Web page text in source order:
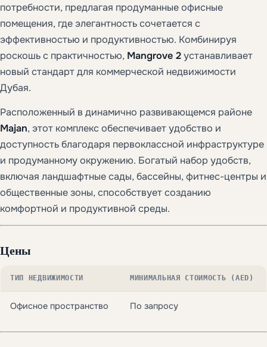
потребности, предлагая продуманные офисные
помещения, где элегантность сочетается с
эффективностью и продуктивностью. Комбинируя
роскошь с практичностью, Mangrove 2устанавливает
новый стандарт для коммерческой недвижимости
Дубая.
Расположенный в динамично развивающемся районе
Majan, этот комплекс обеспечивает удобство и
доступность благодаря первоклассной инфраструктуре
и продуманному окружению. Богатый набор удобств,
включая ландшафтные сады, бассейны, фитнес-центры и
общественные зоны, способствует созданию
комфортной и продуктивной среды.
Цены
ТИП НЕДВИЖИМОСТИ МИНИМАЛЬНАЯ СТОИМОСТЬ (AED)
Офисное пространство По запросу